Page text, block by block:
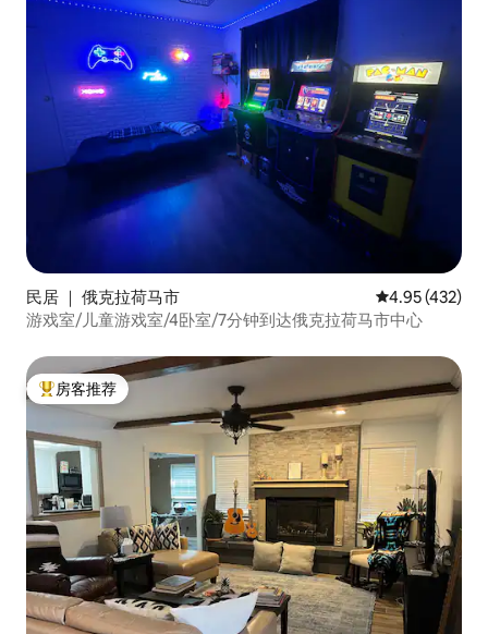
民居 ｜ 俄克拉荷马市 平均评分 4.95
4.95 (432)
游戏室/儿童游戏室/4卧室/7分钟到达俄克拉荷马市中心
热门「房客推荐」
房客推荐